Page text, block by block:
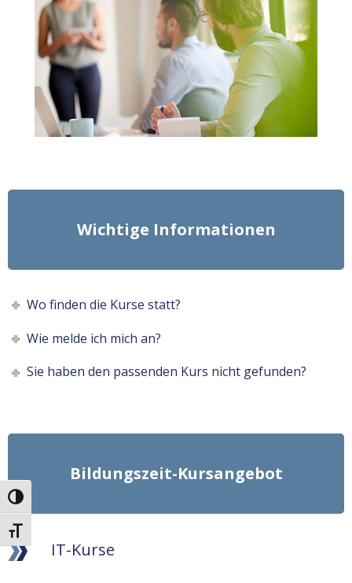
UMSCHALTEN AUF HOHE KONTRASTE
SCHRIFT VERGRÖSSERN
Wichtige Informationen
Wo finden die Kurse statt?
Wie melde ich mich an?
Sie haben den passenden Kurs nicht gefunden?
Bildungszeit-Kursangebot
IT-Kurse